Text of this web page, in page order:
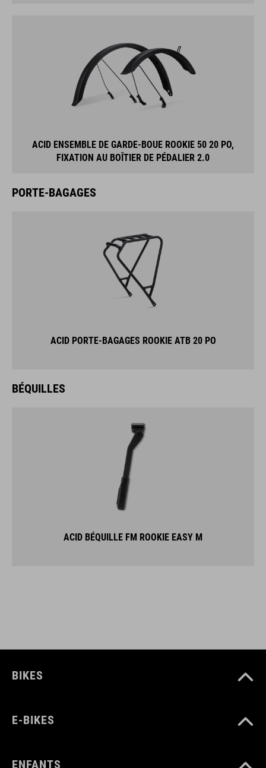
ACID ENSEMBLE DE GARDE-BOUE ROOKIE 50 20 PO,
FIXATION AU BOÎTIER DE PÉDALIER 2.0
PORTE-BAGAGES
ACID PORTE-BAGAGES ROOKIE ATB 20 PO
BÉQUILLES
ACID BÉQUILLE FM ROOKIE EASY M
BIKES
E-BIKES
ENFANTS